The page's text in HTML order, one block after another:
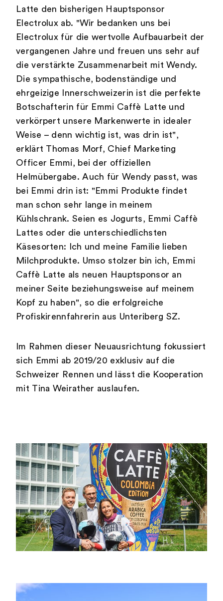
Latte den bisherigen Hauptsponsor
Electrolux ab. "Wir bedanken uns bei
Electrolux für die wertvolle Aufbauarbeit der
vergangenen Jahre und freuen uns sehr auf
die verstärkte Zusammenarbeit mit Wendy.
Die sympathische, bodenständige und
ehrgeizige Innerschweizerin ist die perfekte
Botschafterin für Emmi Caffè Latte und
verkörpert unsere Markenwerte in idealer
Weise – denn wichtig ist, was drin ist",
erklärt Thomas Morf, Chief Marketing
Officer Emmi, bei der offiziellen
Helmübergabe. Auch für Wendy passt, was
bei Emmi drin ist: "Emmi Produkte findet
man schon sehr lange in meinem
Kühlschrank. Seien es Jogurts, Emmi Caffè
Lattes oder die unterschiedlichsten
Käsesorten: Ich und meine Familie lieben
Milchprodukte. Umso stolzer bin ich, Emmi
Caffè Latte als neuen Hauptsponsor an
meiner Seite beziehungsweise auf meinem
Kopf zu haben", so die erfolgreiche
Profiskirennfahrerin aus Unteriberg SZ.
Im Rahmen dieser Neuausrichtung fokussiert
sich Emmi ab 2019/20 exklusiv auf die
Schweizer Rennen und lässt die Kooperation
mit Tina Weirather auslaufen.